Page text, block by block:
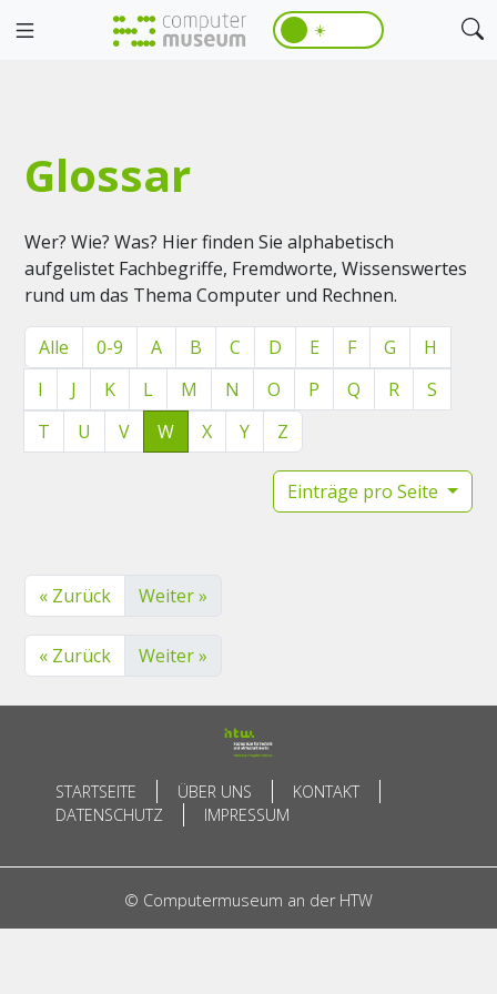
☀️
Glossar
Wer? Wie? Was? Hier finden Sie alphabetisch
aufgelistet Fachbegriffe, Fremdworte, Wissenswertes
rund um das Thema Computer und Rechnen.
Alle 0-9 A B C D E F G
H
I
J K L M N O P Q R
S
T
U V W X Y Z
Einträge pro Seite
« Zurück Weiter »
« Zurück Weiter »
STARTSEITE ÜBER UNS
KONTAKT
DATENSCHUTZ
IMPRESSUM
© Computermuseum an der HTW